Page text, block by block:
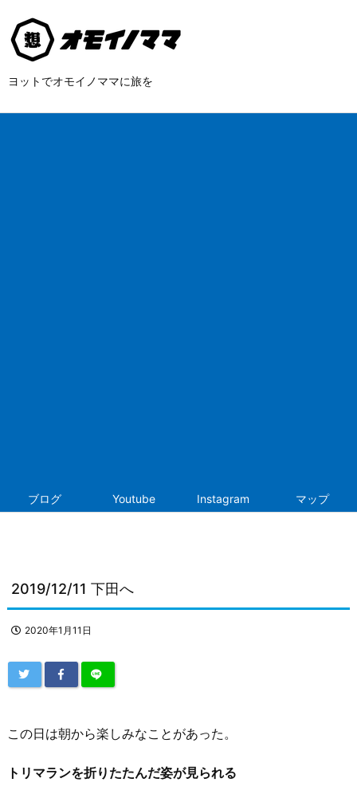
ヨットでオモイノママに旅を
ブログ Youtube Instagram マップ
2019/12/11 下田へ
2020年1月11日
この日は朝から楽しみなことがあった。
トリマランを折りたたんだ姿が見られる